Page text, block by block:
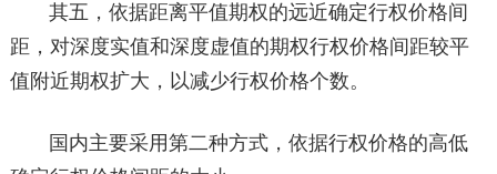
其五，依据距离平值期权的远近确定行权价格间
距，对深度实值和深度虚值的期权行权价格间距较平
值附近期权扩大，以减少行权价格个数。
国内主要采用第二种方式，依据行权价格的高低